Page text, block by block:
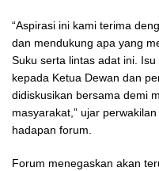
“Aspirasi ini kami terima
dan mendukung apa yang
Suku serta lintas adat ini.
kepada Ketua Dewan dan
didiskusikan bersama demi
masyarakat,” ujar
hadapan forum.
Forum menegaskan akan